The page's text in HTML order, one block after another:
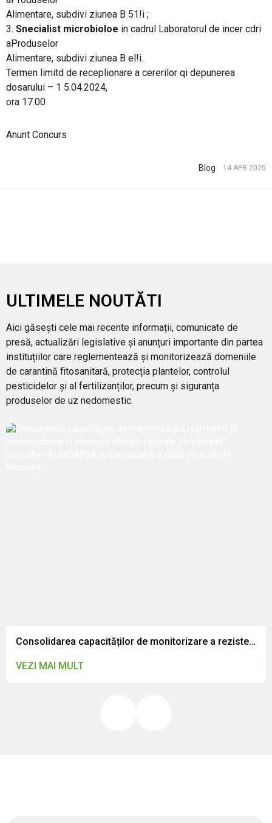
Alimentare, subdivi ziunea B 51!i ;
3. Snecialist microbioloe in cadrul Laboratorul de incer cdri
aProduselor
Alimentare, subdivi ziunea B el!i.
Termen limitd de receplionare a cererilor qi depunerea
dosarului – 1 5.04.2024,
ora 17.00
Anunt Concurs
Blog 14 APR 2025
ULTIMELE NOUTĂTI
Aici găsești cele mai recente informații, comunicate de
presă, actualizări legislative și anunțuri importante din partea
instituțiilor care reglementează și monitorizează domeniile
de carantină fitosanitară, protecția plantelor, controlul
pesticidelor și al fertilizanților, precum și siguranța
produselor de uz nedomestic.
Consolidarea capacităților de monitorizare a rezistenței la antimicrobiene în contextul abordării globale „One Health”: Specialiștii IP CNSAPSA au participat la o vizită de studiu în România
VEZI MAI MULT